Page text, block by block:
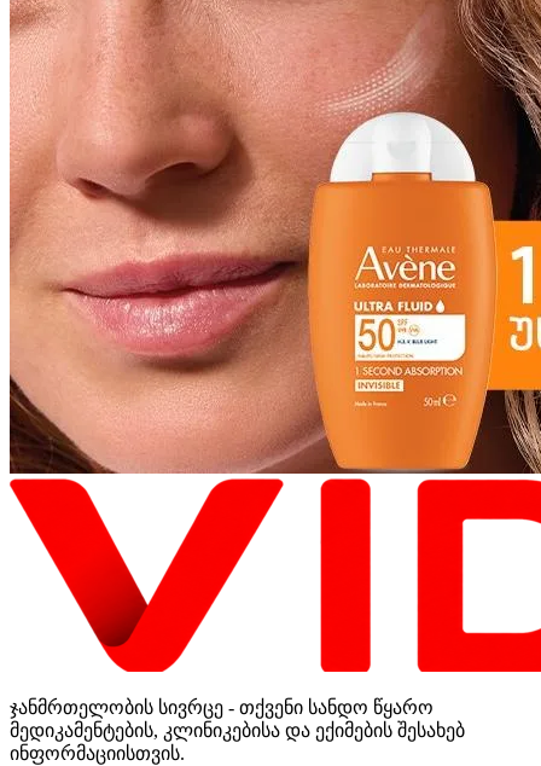
ჯანმრთელობის სივრცე - თქვენი სანდო წყარო
მედიკამენტების, კლინიკებისა და ექიმების შესახებ
ინფორმაციისთვის.